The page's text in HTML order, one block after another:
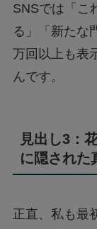
SNSでは「こ
る」「新たな
万回以上も表
んです。
見出し3：
に隠された
正直、私も最